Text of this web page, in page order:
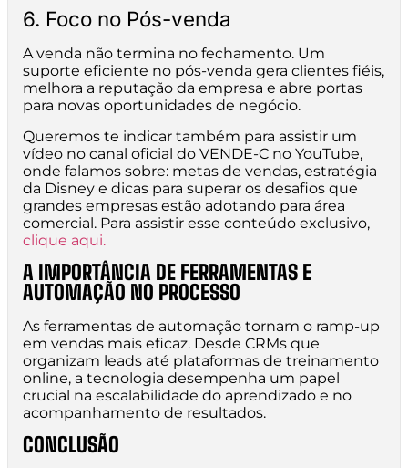
6. Foco no Pós-venda
A venda não termina no fechamento. Um
suporte eficiente no pós-venda gera clientes fiéis,
melhora a reputação da empresa e abre portas
para novas oportunidades de negócio.
Queremos te indicar também para assistir um
vídeo no canal oficial do VENDE-C no YouTube,
onde falamos sobre: metas de vendas, estratégia
da Disney e dicas para superar os desafios que
grandes empresas estão adotando para área
comercial. Para assistir esse conteúdo exclusivo,
clique aqui.
A IMPORTÂNCIA DE FERRAMENTAS E
AUTOMAÇÃO NO PROCESSO
As ferramentas de automação tornam o ramp-up
em vendas mais eficaz. Desde CRMs que
organizam leads até plataformas de treinamento
online, a tecnologia desempenha um papel
crucial na escalabilidade do aprendizado e no
acompanhamento de resultados.
CONCLUSÃO